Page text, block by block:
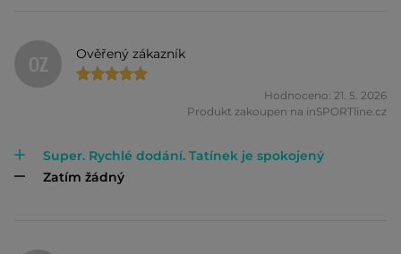
OZ Ověřený zákazník
Hodnoceno: 21. 5. 2026
Produkt zakoupen na inSPORTline.cz
Super. Rychlé dodání. Tatínek je spokojený
Zatím žádný